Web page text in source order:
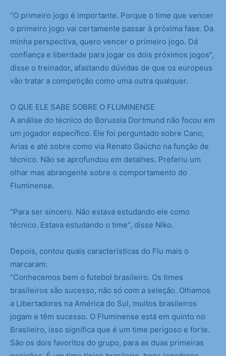
“O primeiro jogo é importante. Porque o time que vencer
o primeiro jogo vai certamente passar à próxima fase. Da
minha perspectiva, quero vencer o primeiro jogo. Dá
confiança e liberdade para jogar os dois próximos jogos”,
disse o treinador, afastando dúvidas de que os europeus
vão tratar a competição como uma outra qualquer.
O QUE ELE SABE SOBRE O FLUMINENSE
A análise do técnico do Borussia Dortmund não focou em
um jogador específico. Ele foi perguntado sobre Cano,
Arias e até sobre como via Renato Gaúcho na função de
técnico. Não se aprofundou em detalhes. Preferiu um
olhar mas abrangente sobre o comportamento do
Fluminense.
“Para ser sincero. Não estava estudando ele como
técnico. Estava estudando o time”, disse Niko.
Depois, contou quais características do Flu mais o
marcaram:
“Conhecemos bem o futebol brasileiro. Os times
brasileiros são sucesso, não só com a seleção. Olhamos
a Libertadores na América do Sul, muitos brasileiros
jogam e têm sucesso. O Fluminense está em quinto no
Brasileiro, isso significa que é um time perigoso e forte.
São os dois favoritos do grupo, para as duas primeiras